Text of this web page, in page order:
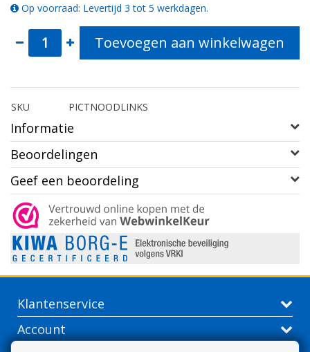
Op voorraad: Levertijd 3 tot 5 werkdagen.
Toevoegen aan winkelwagen
SKU PICTNOODLINKS
Informatie
Beoordelingen
Geef een beoordeling
Klantenservice
Account